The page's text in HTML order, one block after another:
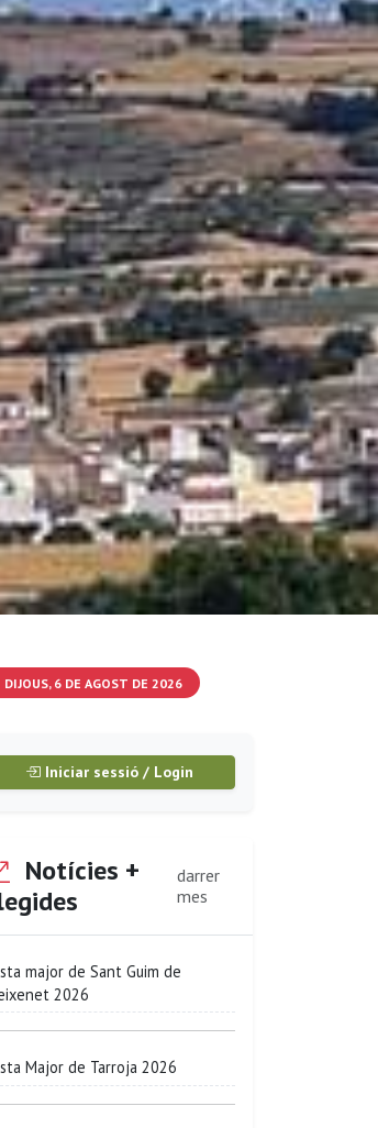
DIJOUS, 6 DE AGOST DE 2026
Iniciar sessió / Login
Notícies +
darrer
mes
major de Sant Guim de
2026
Major de Tarroja 2026